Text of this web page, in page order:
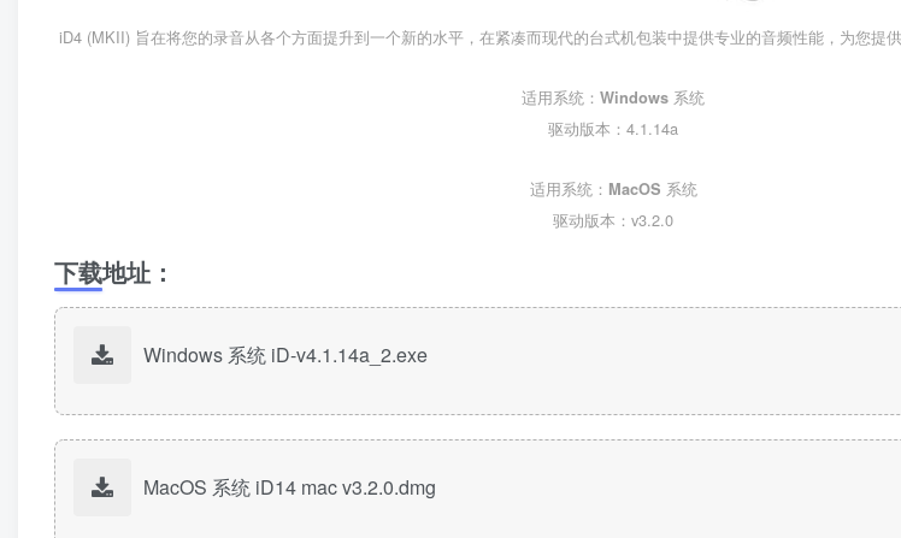
iD4 (MKII) 旨在将您的录音从各个方面提升到一个新的水平，在紧凑而现代的台式机包装中提供专业的音频性能，为您提
适用系统： Windows 系统
驱动版本：4.1.14a
适用系统： MacOS 系统
驱动版本：v3.2.0
下载地址：
Windows 系统 iD-v4.1.14a_2.exe
MacOS 系统 iD14 mac v3.2.0.dmg